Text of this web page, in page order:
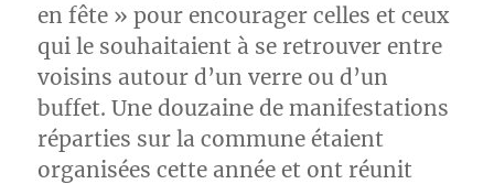
en fête » pour encourager celles et ceux
qui le souhaitaient à se retrouver entre
voisins autour d’un verre ou d’un
buffet. Une douzaine de manifestations
réparties sur la commune étaient
organisées cette année et ont réunit